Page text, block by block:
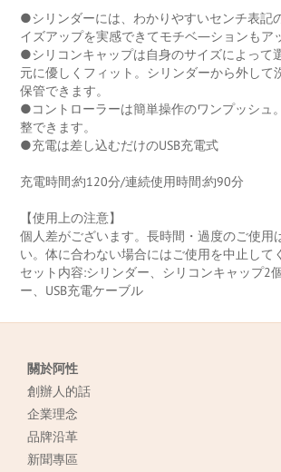
●シリンダーには、わかりやすいセンチ表記
イズアップを実感できてモチベ―ションもア
●シリコンキャップは自身のサイズによって
元に優しくフィット。シリンダーから外して
保管できます。
●コントローラーは簡単操作のワンプッシュ
整できます。
●充電は差し込むだけのUSB充電式
充電時間:約120分/連続使用時間:約90分
【使用上の注意】
個人差がございます。長時間・過度のご使用
い。体に合わない場合にはご使用を中止して
セット内容:シリンダー、シリコンキャップ2
ー、USB充電ケーブル
關於阿性
創辦人的話
企業理念
品牌沿革
新聞專區